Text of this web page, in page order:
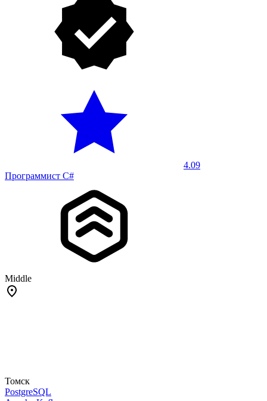
4.09
Программист C#
Middle
Томск
PostgreSQL